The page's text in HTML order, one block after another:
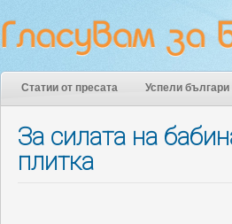
Статии от пресата Успели
За силата на
плитка